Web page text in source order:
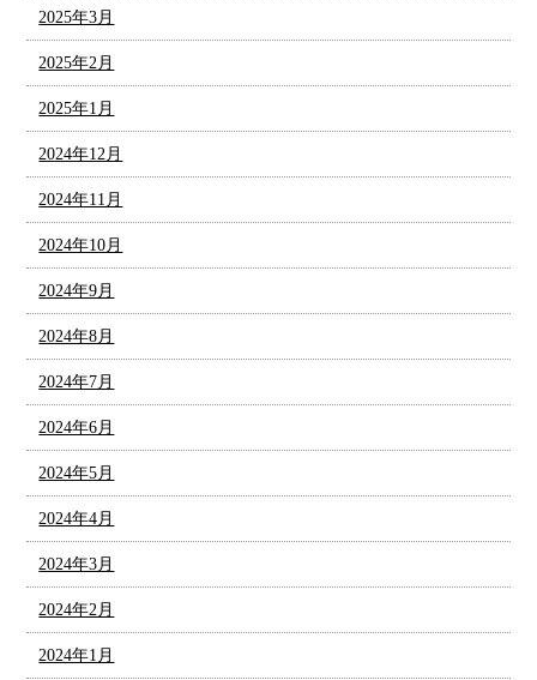
2025年3月
2025年2月
2025年1月
2024年12月
2024年11月
2024年10月
2024年9月
2024年8月
2024年7月
2024年6月
2024年5月
2024年4月
2024年3月
2024年2月
2024年1月